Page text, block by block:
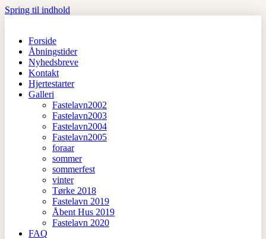
Spring til indhold
Forside
Åbningstider
Nyhedsbreve
Kontakt
Hjertestarter
Galleri
Fastelavn2002
Fastelavn2003
Fastelavn2004
Fastelavn2005
foraar
sommer
sommerfest
vinter
Tørke 2018
Fastelavn 2019
Åbent Hus 2019
Fastelavn 2020
FAQ